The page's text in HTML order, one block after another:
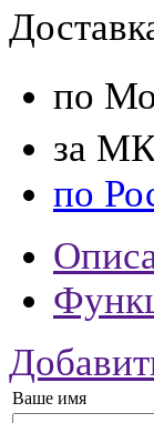
по
за
по
Ваше имя